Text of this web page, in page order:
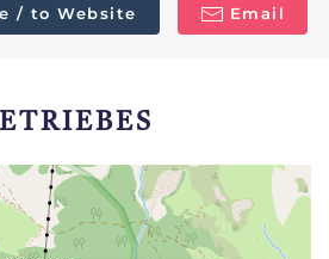
/ to Website Email